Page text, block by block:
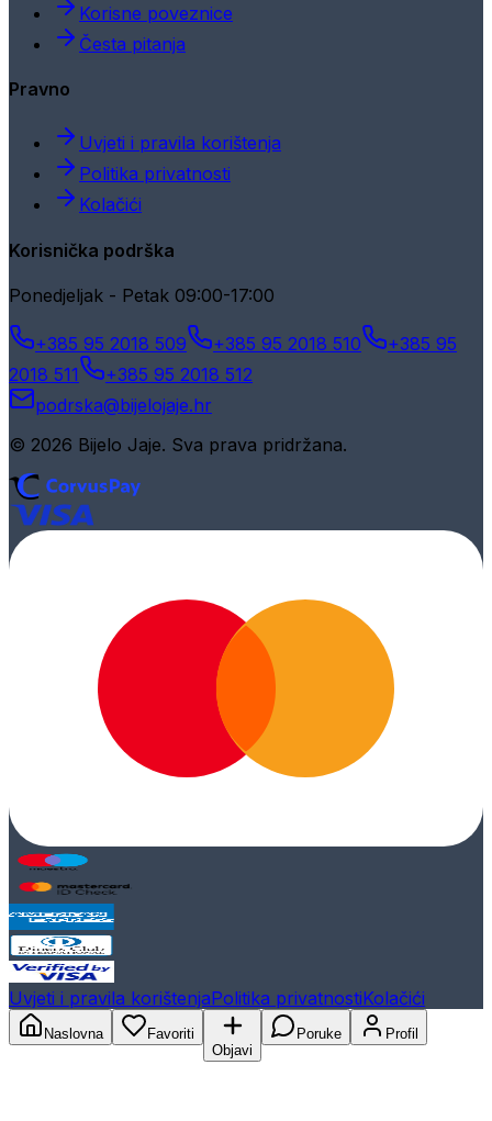
Korisne poveznice
Česta pitanja
Pravno
Uvjeti i pravila korištenja
Politika privatnosti
Kolačići
Korisnička podrška
Ponedjeljak - Petak 09:00-17:00
+385 95 2018 509 +385 95 2018 510
+385 95
2018 511
+385 95 2018 512
podrska@bijelojaje.hr
© 2026 Bijelo Jaje. Sva prava pridržana.
Uvjeti i pravila korištenjaPolitika privatnostiKolačići
Naslovna
Favoriti
Objavi
Poruke Profil